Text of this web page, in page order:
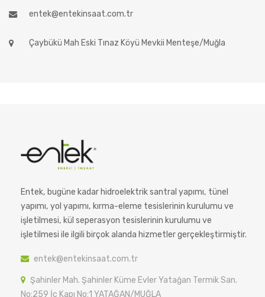
entek@entekinsaat.com.tr
Çaybükü Mah Eski Tınaz Köyü Mevkii Menteşe/Muğla
Entek, bugüne kadar hidroelektrik santral yapımı, tünel
yapımı, yol yapımı, kırma-eleme tesislerinin kurulumu ve
işletilmesi, kül seperasyon tesislerinin kurulumu ve
işletilmesi ile ilgili birçok alanda hizmetler gerçekleştirmiştir.
entek@entekinsaat.com.tr
Şahinler Mah. Şahinler Küme Evler Yatağan Termik San.
No:259 İç Kapı No:1 YATAĞAN/MUĞLA